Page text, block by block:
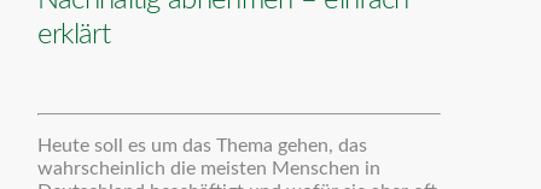
erklärt
Heute soll es um das Thema gehen, das
wahrscheinlich die meisten Menschen in